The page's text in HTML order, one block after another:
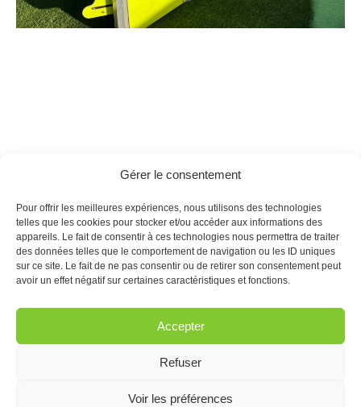
Gérer le consentement
Pour offrir les meilleures expériences, nous utilisons des technologies
telles que les cookies pour stocker et/ou accéder aux informations des
appareils. Le fait de consentir à ces technologies nous permettra de traiter
des données telles que le comportement de navigation ou les ID uniques
sur ce site. Le fait de ne pas consentir ou de retirer son consentement peut
avoir un effet négatif sur certaines caractéristiques et fonctions.
Accepter
Refuser
Voir les préférences
Parlons ensemble
de votre projet,
Garden Grass Provence
83230 Bormes-les-
06 69 05 69 38
clement.cailleret@gardengrass.fr